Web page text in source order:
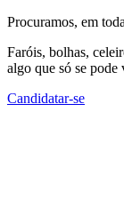
Procuramos, em
Faróis, bolhas,
algo que só se pode
Candidatar-se